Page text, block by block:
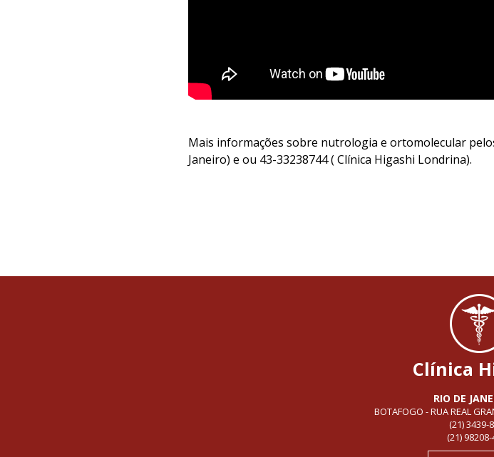
Mais informações sobre nutrologia e ortomolecular
Janeiro) e ou 43-33238744 ( Clínica Higashi Londrina).
Clínica
RIO DE
BOTAFOGO - RUA REAL
(21) 3439-
(21)